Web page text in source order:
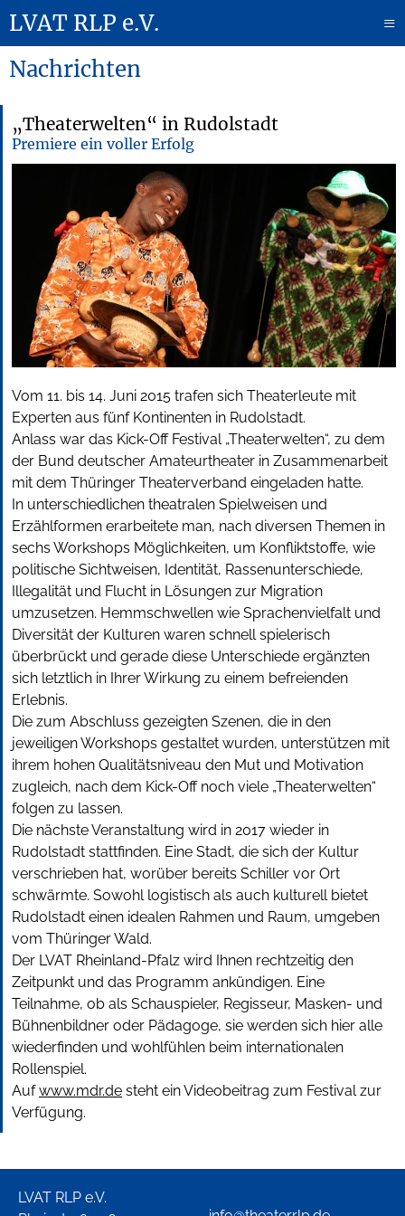
LVAT RLP e.V.
≡
Nachrichten
„Theaterwelten“ in Rudolstadt
Premiere ein voller Erfolg
Vom 11. bis 14. Juni 2015 trafen sich Theaterleute mit
Experten aus fünf Kontinenten in Rudolstadt.
Anlass war das Kick-Off Festival „Theaterwelten“, zu dem
der Bund deutscher Amateurtheater in Zusammenarbeit
mit dem Thüringer Theaterverband eingeladen hatte.
In unterschiedlichen theatralen Spielweisen und
Erzählformen erarbeitete man, nach diversen Themen in
sechs Workshops Möglichkeiten, um Konfliktstoffe, wie
politische Sichtweisen, Identität, Rassenunterschiede,
Illegalität und Flucht in Lösungen zur Migration
umzusetzen. Hemmschwellen wie Sprachenvielfalt und
Diversität der Kulturen waren schnell spielerisch
überbrückt und gerade diese Unterschiede ergänzten
sich letztlich in Ihrer Wirkung zu einem befreienden
Erlebnis.
Die zum Abschluss gezeigten Szenen, die in den
jeweiligen Workshops gestaltet wurden, unterstützen mit
ihrem hohen Qualitätsniveau den Mut und Motivation
zugleich, nach dem Kick-Off noch viele „Theaterwelten“
folgen zu lassen.
Die nächste Veranstaltung wird in 2017 wieder in
Rudolstadt stattfinden. Eine Stadt, die sich der Kultur
verschrieben hat, worüber bereits Schiller vor Ort
schwärmte. Sowohl logistisch als auch kulturell bietet
Rudolstadt einen idealen Rahmen und Raum, umgeben
vom Thüringer Wald.
Der LVAT Rheinland-Pfalz wird Ihnen rechtzeitig den
Zeitpunkt und das Programm ankündigen. Eine
Teilnahme, ob als Schauspieler, Regisseur, Masken- und
Bühnenbildner oder Pädagoge, sie werden sich hier alle
wiederfinden und wohlfühlen beim internationalen
Rollenspiel.
Aufwww.mdr.de steht ein Videobeitrag zum Festival zur
Verfügung.
LVAT RLP e.V.